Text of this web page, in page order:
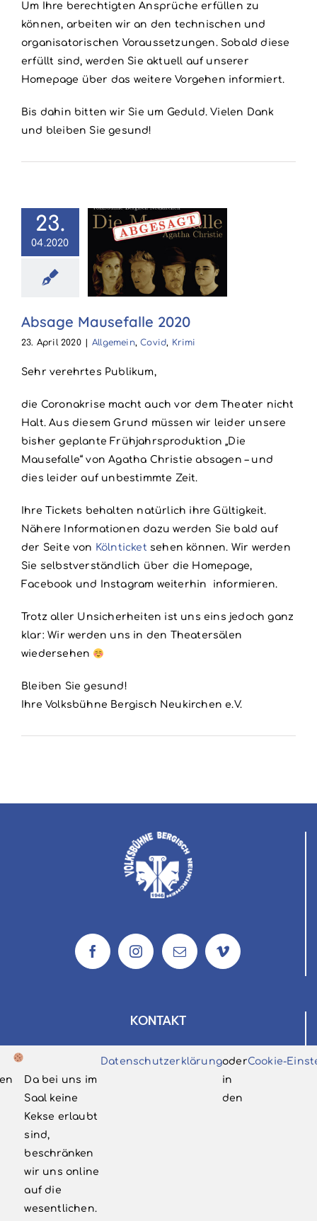
Um Ihre berechtigten Ansprüche erfüllen zu
können, arbeiten wir an den technischen und
organisatorischen Voraussetzungen. Sobald diese
erfüllt sind, werden Sie aktuell auf unserer
Homepage über das weitere Vorgehen informiert.
Bis dahin bitten wir Sie um Geduld. Vielen Dank
und bleiben Sie gesund!
23.
04.2020
2020
Absage Mausefalle 2020
23. April 2020 Allgemein,Covid, Krimi
Sehr verehrtes Publikum,
die Coronakrise macht auch vor dem Theater nicht
Halt. Aus diesem Grund müssen wir leider unsere
bisher geplante Frühjahrsproduktion „Die
Mausefalle“ von Agatha Christie absagen – und
dies leider auf unbestimmte Zeit.
Ihre Tickets behalten natürlich ihre Gültigkeit.
Nähere Informationen dazu werden Sie bald auf
der Seite von Kölnticket sehen können. Wir werden
Sie selbstverständlich über die Homepage,
Facebook und Instagram weiterhin informieren.
Trotz aller Unsicherheiten ist uns eins jedoch ganz
klar: Wir werden uns in den Theatersälen
wiedersehen
Bleiben Sie gesund!
Ihre Volksbühne Bergisch Neukirchen e.V.
KONTAKT
Volksbühne Bergisch Neukirchen e.V.
Da bei uns im
Saal keine
Kekse erlaubt
sind,
beschränken
wir uns online
auf die
wesentlichen.
Datenschutzerklärungoder
in
den
Cookie-